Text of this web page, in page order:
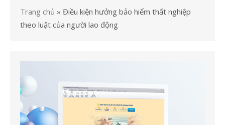
Trang chủ » Điều kiện hưởng bảo hiểm thất nghiệp
theo luật của người lao động